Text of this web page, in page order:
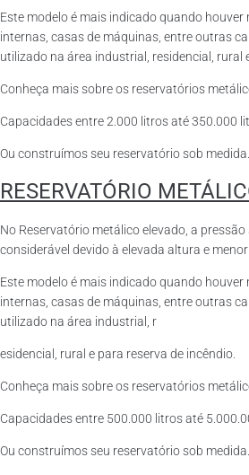
Este modelo é mais indicado quando houver
internas, casas de máquinas, entre outras
utilizado na área industrial, residencial, rural
Conheça mais sobre os reservatórios
Capacidades entre 2.000 litros até 350.000
Ou construímos seu reservatório sob medida.
RESERVATÓRIO
No Reservatório metálico elevado, a pressão
considerável devido à elevada altura e
Este modelo é mais indicado quando houver
internas, casas de máquinas, entre outras
utilizado na área industrial, r
esidencial, rural e para reserva de incêndio.
Conheça mais sobre os reservatórios
Capacidades entre 500.000 litros até
Ou construímos seu reservatório sob medida.